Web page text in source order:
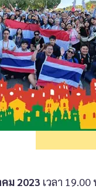
2023 เวลา